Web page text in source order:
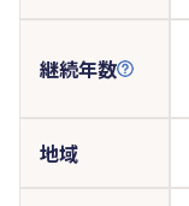
継続年数
地域